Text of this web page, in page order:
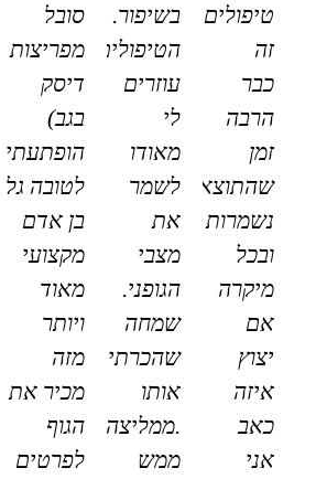
טיפולים
זה
כבר
הרבה
זמן
שהתוצאות
נשמרות
ובכל
מיקרה
אם
יצוץ
איזה
כאב
אני
בשיפור.
הטיפולים
עוזרים
לי
מאודו
לשמר
את
מצבי
הגופני.
שמחה
שהכרתי
אותו
.ממליצה
ממש
סובל
מפריצות
דיסק
בגב)
הופתעתי
לטובה גל
בן אדם
מקצועי
מאוד
ויותר
מזה
מכיר את
הגוף
לפרטים